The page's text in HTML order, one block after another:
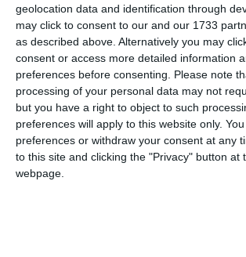
geolocation data and identification through
may click to consent to our and our 1733
as described above. Alternatively you may
consent or access more detailed information
preferences before consenting.
Please note
processing of your personal data may not
but you have a right to object to such
preferences will apply to this website only.
preferences or withdraw your consent at any
to this site and clicking the "Privacy" button at
webpage.
Am citit si sunt de acord curegulile de postare.
Acest formular colectează numele, e-mailul şi conținutul
să putem urmări comentariile tale pe site. Nu vom folosi
Pentru mai multe informaţii, consultă politica noastră de
primi mai multe privind informaţii despre cum și de ce
Posteaza comentariul